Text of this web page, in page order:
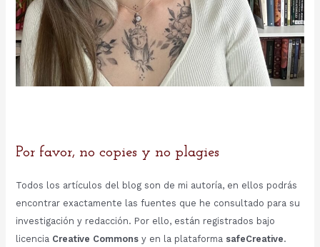
Por favor, no copies y no plagies
Todos los artículos del blog son de mi autoría, en ellos podrás
encontrar exactamente las fuentes que he consultado para su
investigación y redacción. Por ello, están registrados bajo
licencia Creative Commonsy en la plataforma safeCreative.